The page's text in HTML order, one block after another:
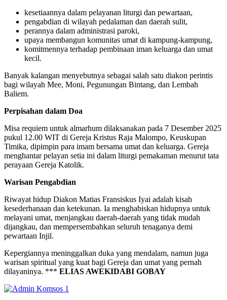
kesetiaannya dalam pelayanan liturgi dan pewartaan,
pengabdian di wilayah pedalaman dan daerah sulit,
perannya dalam administrasi paroki,
upaya membangun komunitas umat di kampung-kampung,
komitmennya terhadap pembinaan iman keluarga dan umat
kecil.
Banyak kalangan menyebutnya sebagai salah satu diakon perintis
bagi wilayah Mee, Moni, Pegunungan Bintang, dan Lembah
Baliem.
Perpisahan dalam Doa
Misa requiem untuk almarhum dilaksanakan pada 7 Desember 2025
pukul 12.00 WIT di Gereja Kristus Raja Malompo, Keuskupan
Timika, dipimpin para imam bersama umat dan keluarga. Gereja
menghantar pelayan setia ini dalam liturgi pemakaman menurut tata
perayaan Gereja Katolik.
Warisan Pengabdian
Riwayat hidup Diakon Matias Fransiskus Iyai adalah kisah
kesederhanaan dan ketekunan. Ia menghabiskan hidupnya untuk
melayani umat, menjangkau daerah-daerah yang tidak mudah
dijangkau, dan mempersembahkan seluruh tenaganya demi
pewartaan Injil.
Kepergiannya meninggalkan duka yang mendalam, namun juga
warisan spiritual yang kuat bagi Gereja dan umat yang pernah
dilayaninya. *** ELIAS AWEKIDABI GOBAY